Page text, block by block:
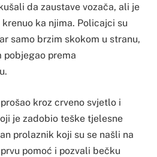
da zaustave vozača, ali je
ka njima. Policajci su
samo brzim skokom u stranu,
pobjegao prema
kroz crveno svjetlo i
je zadobio teške tjelesne
prolaznik koji su se našli na
pomoć i pozvali bečku